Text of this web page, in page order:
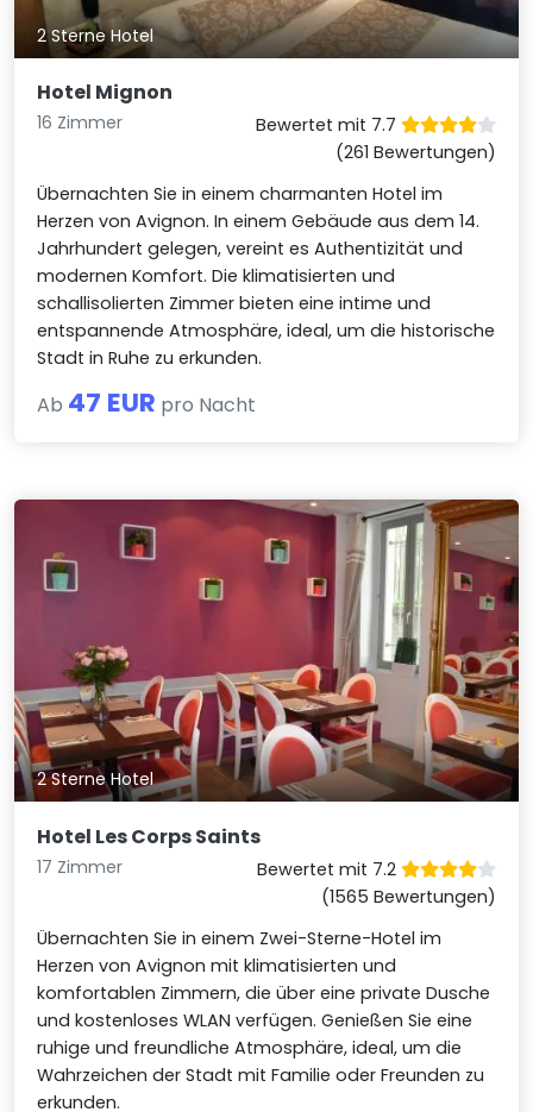
2 Sterne Hotel
Hotel Mignon
16 Zimmer
Bewertet mit 7.7
(261 Bewertungen)
Übernachten Sie in einem charmanten Hotel im
Herzen von Avignon. In einem Gebäude aus dem 14.
Jahrhundert gelegen, vereint es Authentizität und
modernen Komfort. Die klimatisierten und
schallisolierten Zimmer bieten eine intime und
entspannende Atmosphäre, ideal, um die historische
Stadt in Ruhe zu erkunden.
Ab 47 EUR pro Nacht
2 Sterne Hotel
Hotel Les Corps Saints
17 Zimmer
Bewertet mit 7.2
(1565 Bewertungen)
Übernachten Sie in einem Zwei-Sterne-Hotel im
Herzen von Avignon mit klimatisierten und
komfortablen Zimmern, die über eine private Dusche
und kostenloses WLAN verfügen. Genießen Sie eine
ruhige und freundliche Atmosphäre, ideal, um die
Wahrzeichen der Stadt mit Familie oder Freunden zu
erkunden.